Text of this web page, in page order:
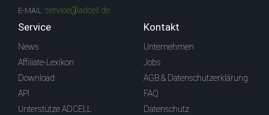
E-MAIL: service@adcell.de
Service
News
Affiliate-Lexikon
Download
API
Unterstütze ADCELL
Kontakt
Unternehmen
Jobs
AGB & Datenschutzerklärung
FAQ
Datenschutz